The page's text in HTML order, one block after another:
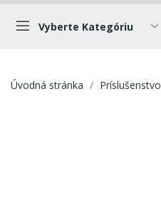
Vyberte Kategóriu
Úvodná stránka Príslušenstvo